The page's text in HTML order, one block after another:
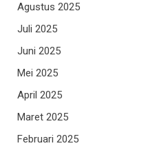
Agustus 2025
Juli 2025
Juni 2025
Mei 2025
April 2025
Maret 2025
Februari 2025